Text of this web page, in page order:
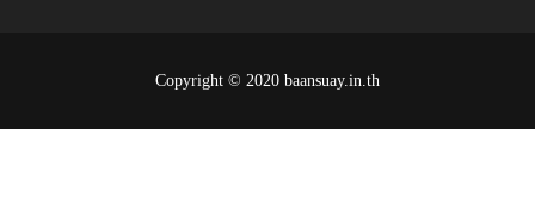
Copyright © 2020 baansuay.in.th